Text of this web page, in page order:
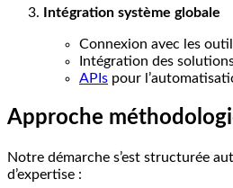
Intégration système globale
Connexion avec les
Intégration des
APIs pour
Approche
Notre démarche s’est structurée
d’expertise :